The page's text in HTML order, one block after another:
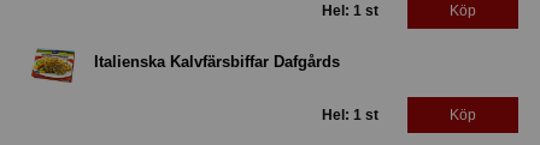
Hel: 1 st Köp
Italienska Kalvfärsbiffar Dafgårds
Hel: 1 st Köp